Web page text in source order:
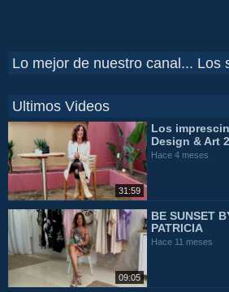
Lo mejor de nuestro canal... Los
Ultimos Videos
31:59
Los
Design & Art
Hace 4 meses
09:05
BE SUNSET
PATRICIA
Hace 11 meses